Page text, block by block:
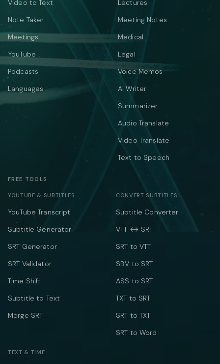
Video to Text
Note Taker
Meetings
YouTube
Podcasts
Languages
Lectures
Meeting Notes
Medical
Legal
Voice Memos
AI Writer
Summarizer
Audio Translate
Video Translate
Text to Speech
FREE TOOLS
YOUTUBE & SUBTITLES
YouTube Transcript
Subtitle Generator
SRT Generator
SRT Validator
Time Shift
Subtitle to Text
Merge SRT
CONVERT SUBTITLES
Subtitle Converter
VTT ↔ SRT
SRT to VTT
SBV to SRT
ASS to SRT
TXT to SRT
SRT to TXT
SRT to Word
TEXT & TIME